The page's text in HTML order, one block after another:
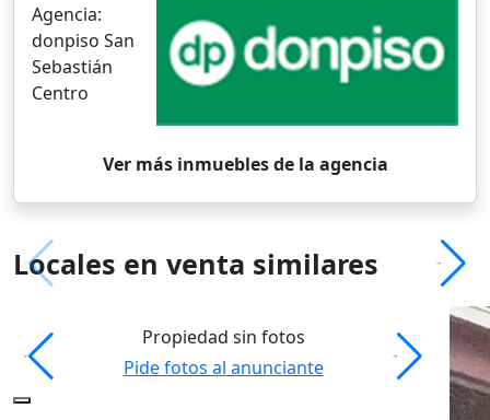
Agencia:
donpiso San
Sebastián
Centro
Ver más inmuebles de la agencia
Locales en venta similares
Propiedad sin fotos
Pide fotos al anunciante